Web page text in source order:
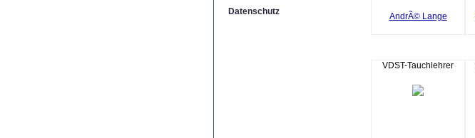
Datenschutz AndrÃ© Lange
VDST-Tauchlehrer